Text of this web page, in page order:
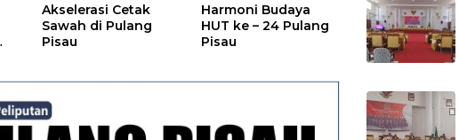
Akselerasi Cetak
Sawah di Pulang
Pisau
Harmoni Budaya
HUT ke – 24 Pulang
Pisau